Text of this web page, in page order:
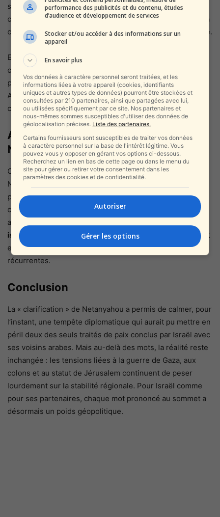
succès de façade, la méfiance demeure. Les deux pays
continuent d’accuser Israël de déstabiliser la région par sa
conduite militaire à Gaza et sa politique en Judée-Samarie.
En Israël même, cette marche arrière est interprétée par
certains comme une concession tactique destinée à
préserver la coopération sécuritaire indispensable avec
Amman et Le Caire — deux partenaires clefs dans la lutte
contre le Hamas et le contrôle des frontières.
Analyse : la ligne de crête de
Netanyahou
Cette séquence illustre l’équilibrisme permanent de
Netanyahou : tenir un discours idéologique qui flatte une
partie de sa base électorale, tout en évitant de
compromettre les alliances stratégiques avec les voisins
arabes. L’épisode révèle aussi la
israélo-jordaniennes et israélo-égyptiennes
, qui oscillent
entre coopération pragmatique et crises de confiance
récurrentes.
Conclusion
La « clarification » de Netanyahou a permis de calmer, pour
l’instant, une tempête diplomatique qui aurait pu mettre en
péril deux des seuls traités de paix conclus par Israël avec
ses voisins arabes. Mais au-delà des mots, la réalité reste
inchangée : les tensions liées à la guerre de Gaza, aux
colons et au statut de Jérusalem continuent de peser
lourdement sur la stabilité régionale. Pour Israël comme
pour ses partenaires, chaque mot prononcé au sommet a
désormais un poids géopolitique.
performance des publicités et du contenu, études
d’audience et développement de services
Stocker et/ou accéder à des informations sur un
appareil
En savoir plus
Vos données à caractère personnel seront traitées, et les
informations liées à votre appareil (cookies, identifiants
uniques et autres types de données) pourront être stockées et
consultées par 210 partenaires, ainsi que partagées avec lui,
ou utilisées spécifiquement par ce site. Nos partenaires et
nous-mêmes sommes susceptibles d'utiliser des données de
géolocalisation précises. Liste des partenaires.
Certains fournisseurs sont susceptibles de traiter vos données
à caractère personnel sur la base de l'intérêt légitime. Vous
pouvez vous y opposer en gérant vos options ci-dessous.
Recherchez un lien en bas de cette page ou dans le menu du
site pour gérer ou retirer votre consentement dans les
paramètres des cookies et de confidentialité.
Autoriser
Gérer les options